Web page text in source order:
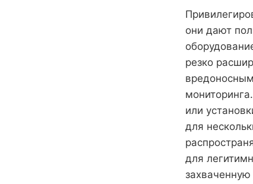
они дают
резко
или
для
для